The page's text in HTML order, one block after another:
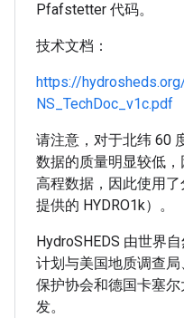
Pfafstetter 代码。
技术文档：
https://
NS_TechDoc_v1c.pdf
请注意，对于北纬 60
数据的质量明显较低
高程数据，因此使用了
提供的 HYDRO1k）。
HydroSHEDS 由世界
计划与美国地质调查
保护协会和德国卡塞
发。